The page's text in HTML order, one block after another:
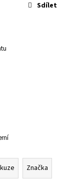
Sdílet
Značka